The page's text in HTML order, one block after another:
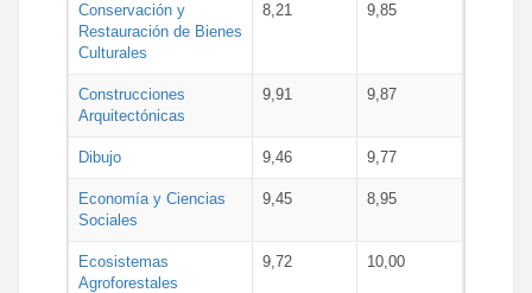
Conservación y
Restauración de Bienes
Culturales
8,21 9,85
Construcciones
Arquitectónicas
9,91 9,87
Dibujo 9,46 9,77
Economía y Ciencias
Sociales
9,45 8,95
Ecosistemas
Agroforestales
9,72 10,00